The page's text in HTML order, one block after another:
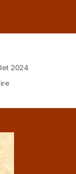
2024